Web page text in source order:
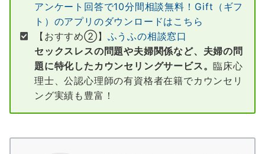
アンケート回答で10分間相談無料！Gift（ギフ
ト）のアプリのダウンロードはこちら
【おすすめ②】 ふうふの相談窓口
セックスレスの問題や夫婦関係など、夫婦の問
題に特化したカウンセリングサービス。臨床心
理士、公認心理師の有資格者在籍でカウンセリ
ング実績も豊富！